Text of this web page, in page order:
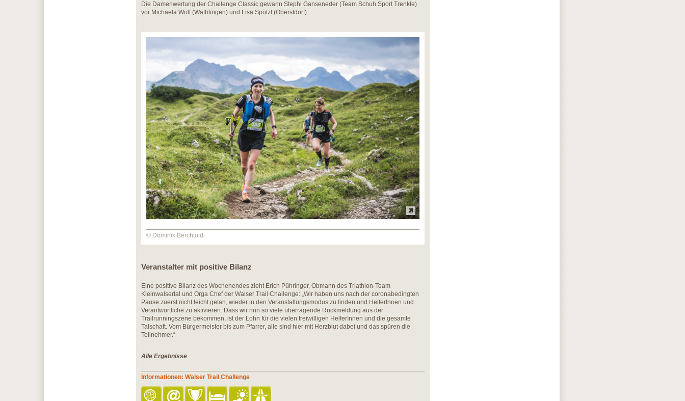
Die Damenwertung der Challenge Classic gewann Stephi Ganseneder (Team Schuh Sport Trenkle)
vor Michaela Wolf (Wathlingen) und Lisa Spötzl (Oberstdorf).
© Dominik Berchtold
Veranstalter mit positive Bilanz
Eine positive Bilanz des Wochenendes zieht Erich Pühringer, Obmann des Triathlon-Team
Kleinwalsertal und Orga Chef der Walser Trail Challenge: „Wir haben uns nach der coronabedingten
Pause zuerst nicht leicht getan, wieder in den Veranstaltungsmodus zu finden und HelferInnen und
Verantwortliche zu aktivieren. Dass wir nun so viele überragende Rückmeldung aus der
Trailrunningszene bekommen, ist der Lohn für die vielen freiwilligen HelferInnen und die gesamte
Talschaft. Vom Bürgermeister bis zum Pfarrer, alle sind hier mit Herzblut dabei und das spüren die
Teilnehmer.“
Alle Ergebnisse
Informationen: Walser Trail Challenge